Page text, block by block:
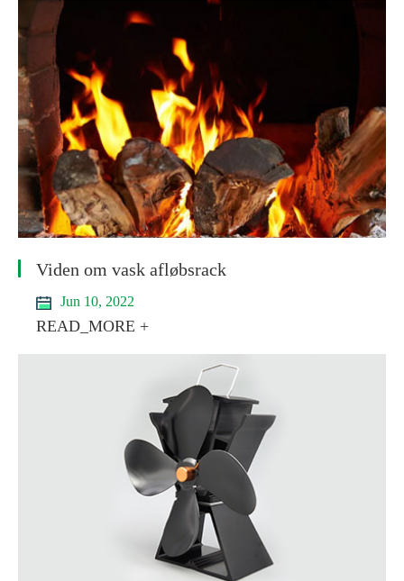
Viden om vask afløbsrack
Jun 10, 2022
READ_MORE +